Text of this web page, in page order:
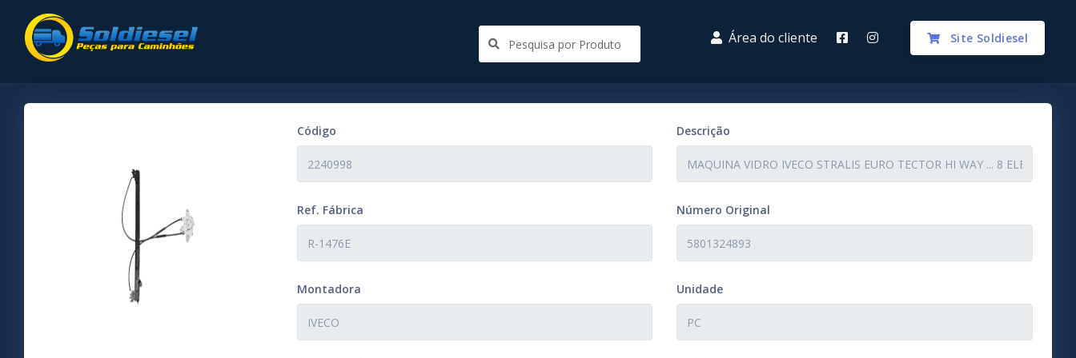
Área do cliente Site Soldiesel
Código Descrição
Ref. Fábrica Número Original
Montadora Unidade